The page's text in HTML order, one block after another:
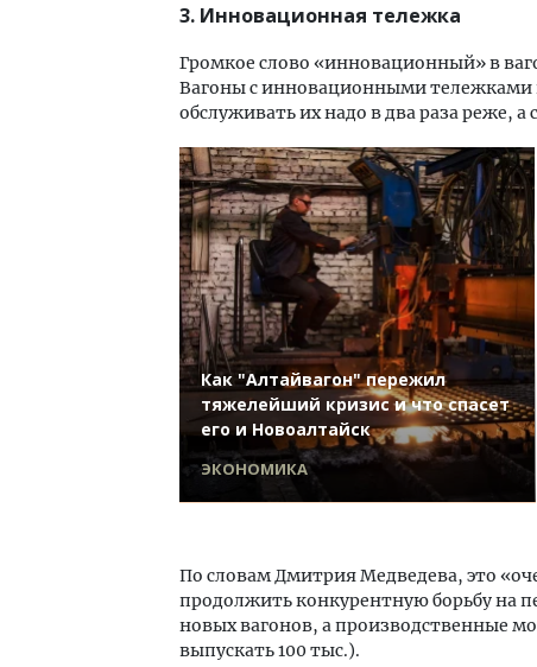
3. Инновационная тележка
Громкое слово «инновационный» в
Вагоны с инновационными тележками
обслуживать их надо в два раза реже, а
Как "Алтайвагон" пережил
тяжелейший кризис и что спасет
его и Новоалтайск
ЭКОНОМИКА
По словам Дмитрия Медведева, это
продолжить конкурентную борьбу на
новых вагонов, а производственные
выпускать 100 тыс.).